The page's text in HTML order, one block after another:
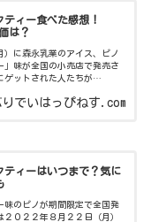
ティー食べた感想！
は？
）に森永乳業のアイス、ピノ
」味が全国の小売店で発売さ
ゲットされた人たちが
そんなわたし
でいはっぴねす.com
ティーはいつまで？気に
味のピノが期間限定で全国発
０２２年８月２２日（月）